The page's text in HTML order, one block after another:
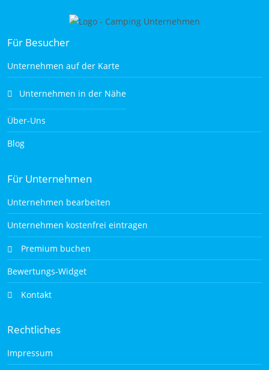
Für Besucher
Unternehmen auf der Karte
Unternehmen in der Nähe
Über-Uns
Blog
Für Unternehmen
Unternehmen bearbeiten
Unternehmen kostenfrei eintragen
Premium buchen
Bewertungs-Widget
Kontakt
Rechtliches
Impressum